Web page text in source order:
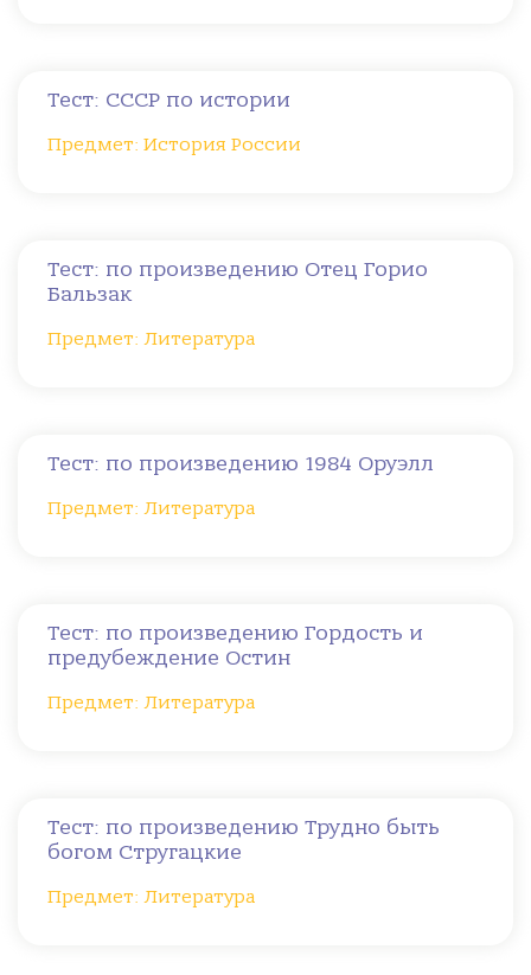
Тест: СССР по истории
Предмет: История России
Тест: по произведению Отец Горио
Бальзак
Предмет: Литература
Тест: по произведению 1984 Оруэлл
Предмет: Литература
Тест: по произведению Гордость и
предубеждение Остин
Предмет: Литература
Тест: по произведению Трудно быть
богом Стругацкие
Предмет: Литература